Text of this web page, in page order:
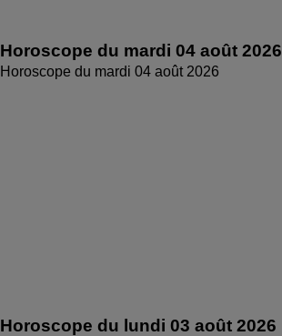
Horoscope du mardi 04 août 2026
Horoscope du mardi 04 août 2026
Horoscope du lundi 03 août 2026